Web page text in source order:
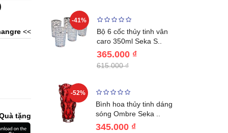
<<
tặng
vùng cổ,
Nhật..
-41%
Bộ 6 cốc thủy tinh vân
caro 350ml Seka S..
365.000 ₫
615.000 ₫
-52%
Bình hoa thủy tinh dáng
sóng Ombre Seka ..
345.000 ₫